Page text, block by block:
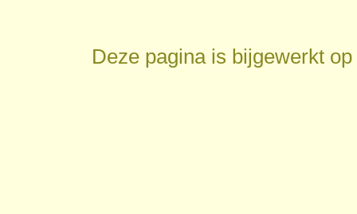
Deze pagina is bijgewerkt op